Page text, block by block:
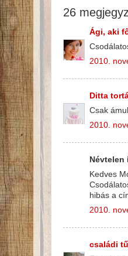
26
Ági, aki
2010.
Ditta
Csak
2010.
Névtelen
Kedves
hibás a
2010.
családi